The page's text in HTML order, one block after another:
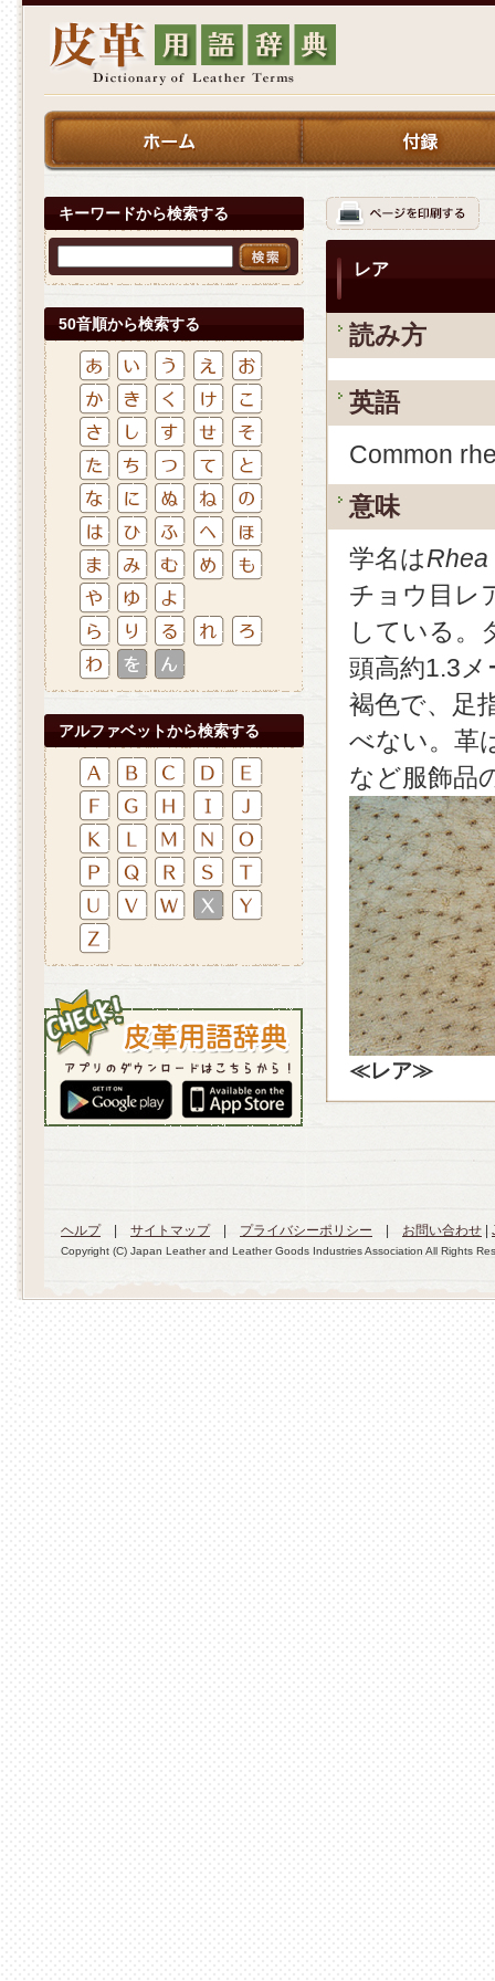
キーワードから検索する
50音順から検索する
アルファベットから検索する
レア
読み方
英語
Common
意味
学名はRhea
チョウ目レ
している。
頭高約1.3
褐色で、足
べない。革
など服飾品
≪レア≫
ヘルプ| サイトマップ| プライバシーポリシー お問い合わせ
Copyright (C) Japan Leather and Leather Goods Industries Association All Rights